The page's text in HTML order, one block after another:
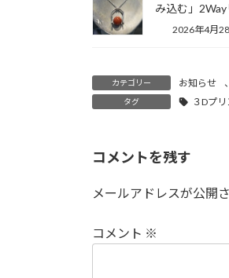
み込む」
2026年4月
カテゴリー お知らせ 、
タグ ３Dプ
コメントを残す
メールアドレスが公開
コメント ※